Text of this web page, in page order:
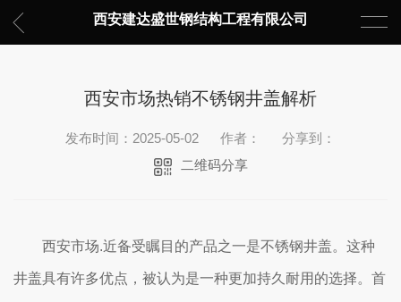
西安建达盛世钢结构工程有限公司
西安市场热销不锈钢井盖解析
发布时间：2025-05-02 作者：
分享到：
二维码分享
西安市场.近备受瞩目的产品之一是不锈钢井盖。这种
井盖具有许多优点，被认为是一种更加持久耐用的选择。首